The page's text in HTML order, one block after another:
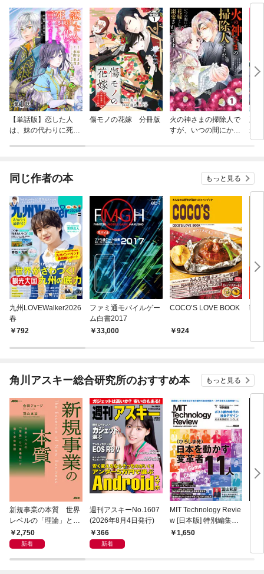
【単話版】恋した人
は、妹の代わりに死ん
に？と思ったら—@C
OMIC
傷モノの花嫁 分冊版
火の神さまの掃除人で
すが、いつの間にか花
が
せ
ぞ
ク）
同じ作者の本 もっと見る
九州LOVEWalker2026
春
792
ファミ通モバイルゲー
ム白書2017
33,000
COCO’S LOVE BOOK
924
戦
角川アスキー総合研究所のおすすめ本 もっと見る
新規事業の本質 世界
レベルの「理論」と
「現場知」で描く全体
地図
2,750
新着
週刊アスキーNo.1607
(2026年8月4日発行)
366
新着
MIT Technology Revie
w [日本版] 特別編集
ポスト都市時代の社会
1,650